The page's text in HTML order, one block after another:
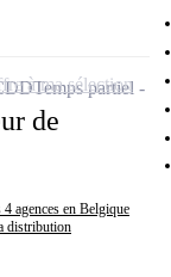
de
agences en Belgique
distribution
Temps partiel
à ma sélection